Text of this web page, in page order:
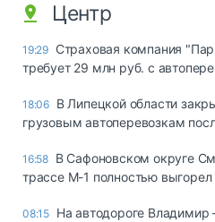
Центр
19:29 Страховая компания
требует 29 млн руб. с
18:06 В Липецкой области
грузовым автоперевозкам
16:58 В Сафоновском округе
трассе М-1 полностью выгорел
08:15 На автодороге